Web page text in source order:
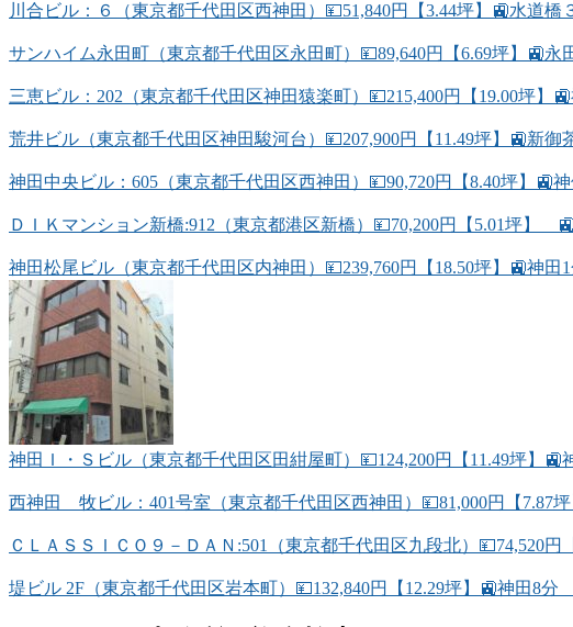
川合ビル：６（東京都千代田区西神田）💴51,840円【3.44坪】🚉水道橋
サンハイム永田町（東京都千代田区永田町）💴89,640円【6.69坪】🚉
三恵ビル：202（東京都千代田区神田猿楽町）💴215,400円【19.00坪
荒井ビル（東京都千代田区神田駿河台）💴207,900円【11.49坪】🚉
神田中央ビル：605（東京都千代田区西神田）💴90,720円【8.40坪】🚉
ＤＩＫマンション新橋:912（東京都港区新橋）💴70,200円【5.01坪
神田松尾ビル（東京都千代田区内神田）💴239,760円【18.50坪】🚉神田
神田Ｉ・Ｓビル（東京都千代田区田紺屋町）💴124,200円【11.49坪】🚉
西神田 牧ビル：401号室（東京都千代田区西神田）💴81,000円【7.87
ＣＬＡＳＳＩＣＯ９－ＤＡＮ:501（東京都千代田区九段北）💴74,520
堤ビル 2F（東京都千代田区岩本町）💴132,840円【12.29坪】🚉神田8